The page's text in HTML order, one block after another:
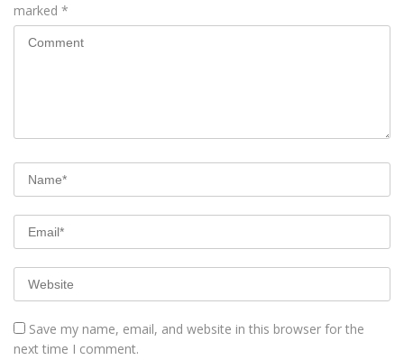
marked *
Save my name, email, and website in this browser for the
next time I comment.